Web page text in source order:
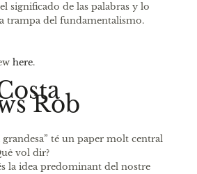
significado de las palabras y lo
trampa del fundamentalismo.
here.
Rob
té un paper molt central
vol dir?
la idea predominant del nostre